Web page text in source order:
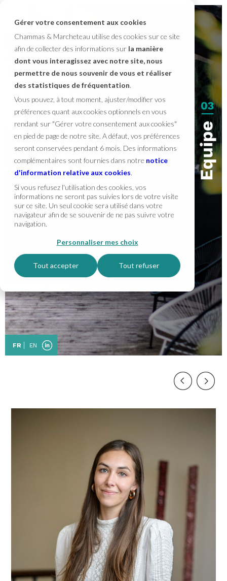
Gérer votre consentement aux cookies
Chammas & Marcheteau utilise des cookies sur ce site
afin de collecter des informations sur la manière
dont vous interagissez avec notre site, nous
permettre de nous souvenir de vous et réaliser
des statistiques de fréquentation.
Vous pouvez, à tout moment, ajuster/modifier vos
préférences quant aux cookies optionnels en vous
rendant sur "Gérer votre consentement aux cookies"
en pied de page de notre site. A défaut, vos préférences
seront conservées pendant 6 mois. Des informations
complémentaires sont fournies dans notre notice
d'information relative aux cookies.
Si vous refusez l'utilisation des cookies, vos
informations ne seront pas suivies lors de votre visite
sur ce site. Un seul cookie sera utilisé dans votre
navigateur afin de se souvenir de ne pas suivre votre
navigation.
Personnaliser mes choix
Tout accepter Tout refuser
FR EN